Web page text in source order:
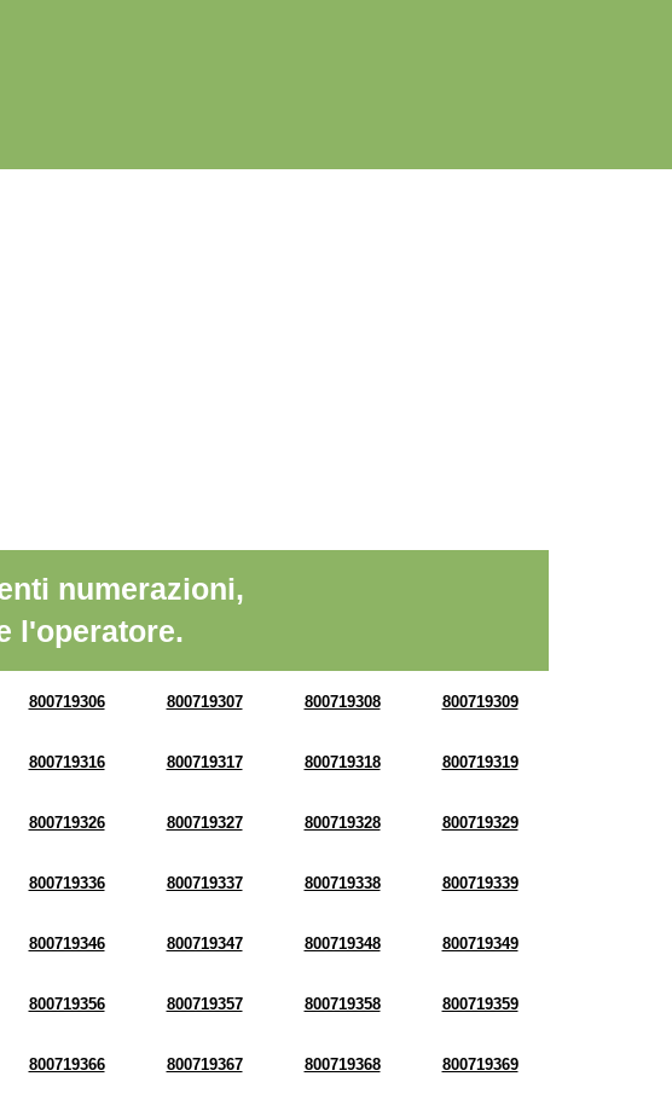
numerazioni,
l'operatore.
800719306 800719307 800719308 800719309
800719316 800719317 800719318 800719319
800719326 800719327 800719328 800719329
800719336 800719337 800719338 800719339
800719346 800719347 800719348 800719349
800719356 800719357 800719358 800719359
800719366 800719367 800719368 800719369